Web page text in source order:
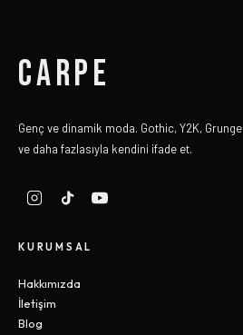
CARPE
Genç ve dinamik moda. Gothic, Y2K, Grunge
ve daha fazlasıyla kendini ifade et.
KURUMSAL
Hakkımızda
İletişim
Blog